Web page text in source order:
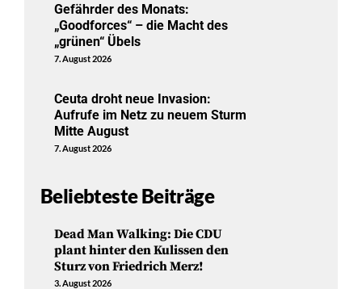
Gefährder des Monats:
„Goodforces“ – die Macht des
„grünen“ Übels
7. August 2026
Ceuta droht neue Invasion:
Aufrufe im Netz zu neuem Sturm
Mitte August
7. August 2026
Beliebteste Beiträge
Dead Man Walking: Die CDU
plant hinter den Kulissen den
Sturz von Friedrich Merz!
3. August 2026